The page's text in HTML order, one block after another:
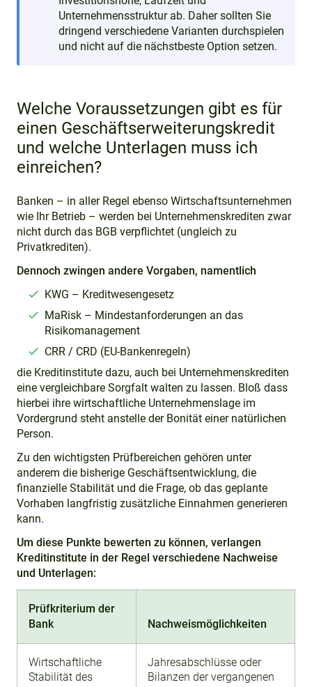
Unternehmensstruktur ab. Daher sollten Sie
dringend verschiedene Varianten durchspielen
und nicht auf die nächstbeste Option setzen.
Welche Voraussetzungen gibt es für
einen Geschäftserweiterungskredit
und welche Unterlagen muss ich
einreichen?
Banken – in aller Regel ebenso Wirtschaftsunternehmen
wie Ihr Betrieb – werden bei Unternehmenskrediten zwar
nicht durch das BGB verpflichtet (ungleich zu
Privatkrediten).
Dennoch zwingen andere Vorgaben, namentlich
KWG – Kreditwesengesetz
MaRisk – Mindestanforderungen an das
Risikomanagement
CRR / CRD (EU-Bankenregeln)
die Kreditinstitute dazu, auch bei Unternehmenskrediten
eine vergleichbare Sorgfalt walten zu lassen. Bloß dass
hierbei ihre wirtschaftliche Unternehmenslage im
Vordergrund steht anstelle der Bonität einer natürlichen
Person.
Zu den wichtigsten Prüfbereichen gehören unter
anderem die bisherige Geschäftsentwicklung, die
finanzielle Stabilität und die Frage, ob das geplante
Vorhaben langfristig zusätzliche Einnahmen generieren
kann.
Um diese Punkte bewerten zu können, verlangen
Kreditinstitute in der Regel verschiedene Nachweise
und Unterlagen:
Prüfkriterium der
Bank
Nachweismöglichkeiten
Wirtschaftliche
Stabilität des
Jahresabschlüsse oder
Bilanzen der vergangenen